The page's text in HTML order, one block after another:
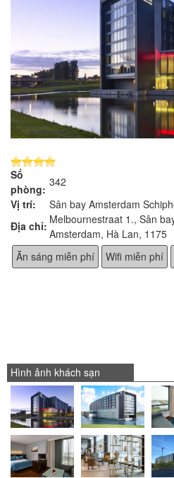
Số
phòng:
342
Vị trí:
Sân bay Amsterdam
Địa chỉ: Melbournestraat 1., Sân
Amsterdam, Hà Lan, 1175
Ăn sáng miễn phí
Wifi miễn phí
Hình ảnh khách sạn